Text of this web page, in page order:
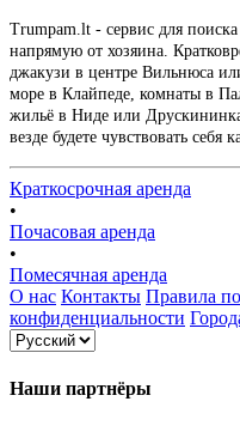
Trumpam.lt - сервис для
напрямую от хозяина.
джакузи в центре Вильнюса
море в Клайпеде, комнаты в
жильё в Ниде или
везде будете чувствовать себя
Краткосрочная аренда
•
Почасовая аренда
•
Помесячная аренда
О нас Контакты Правила
конфиденциальности
Наши партнёры